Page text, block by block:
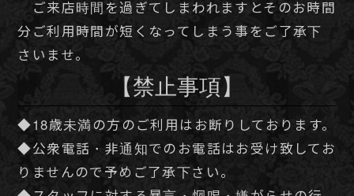
「AromaBlanca-アロマブランカ-」
メンズエステ「AromaBlanca-アロマブランカ-」